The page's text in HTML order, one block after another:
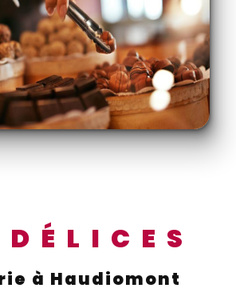
DÉLICES
à Haudiomont